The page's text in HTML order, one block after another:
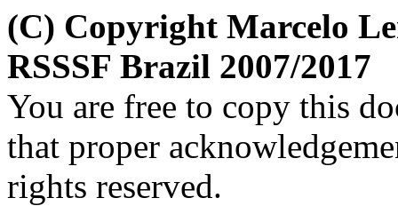
(C) Copyright Marcelo
RSSSF Brazil 2007/2017
You are free to copy this
that proper
rights reserved.